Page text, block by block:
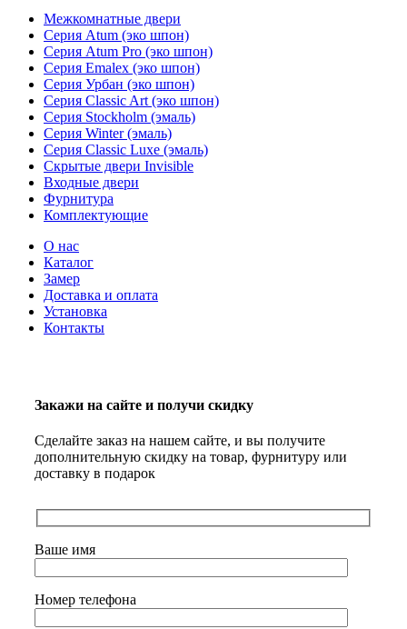
Межкомнатные двери
Серия Atum (эко шпон)
Серия Atum Pro (эко шпон)
Серия Emalex (эко шпон)
Серия Урбан (эко шпон)
Серия Classic Art (эко шпон)
Серия Stockholm (эмаль)
Серия Winter (эмаль)
Серия Classic Luxe (эмаль)
Скрытые двери Invisible
Входные двери
Фурнитура
Комплектующие
О нас
Каталог
Замер
Доставка и оплата
Установка
Контакты
Закажи на сайте и получи скидку
Сделайте заказ на нашем сайте, и вы получите
дополнительную скидку на товар, фурнитуру или
доставку в подарок
Ваше имя
Номер телефона